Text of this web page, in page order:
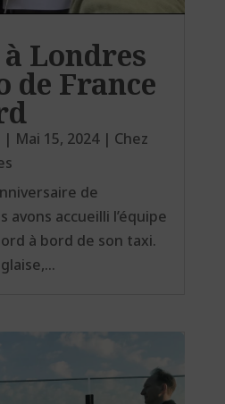
à Londres
de France
| Mai 15, 2024| Chez
de
avons accueilli l’équipe
à bord de son taxi.